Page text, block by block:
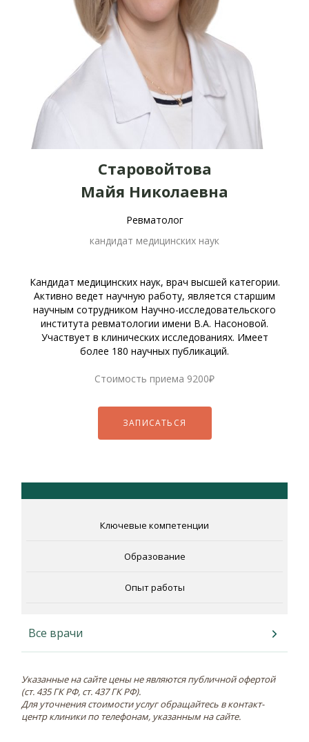
Старовойтова
Майя Николаевна
Ревматолог
кандидат медицинских наук
Кандидат медицинских наук, врач высшей категории.
Активно ведет научную работу, является старшим
научным сотрудником Научно-исследовательского
института ревматологии имени В.А. Насоновой.
Участвует в клинических исследованиях. Имеет
более 180 научных публикаций.
Стоимость приема 9200₽
ЗАПИСАТЬСЯ
Ключевые компетенции
Образование
Опыт работы
Все врачи
Указанные на сайте цены не являются публичной офертой
(ст. 435 ГК РФ, cт. 437 ГК РФ).
Для уточнения стоимости услуг обращайтесь в контакт-
центр клиники по телефонам, указанным на сайте.